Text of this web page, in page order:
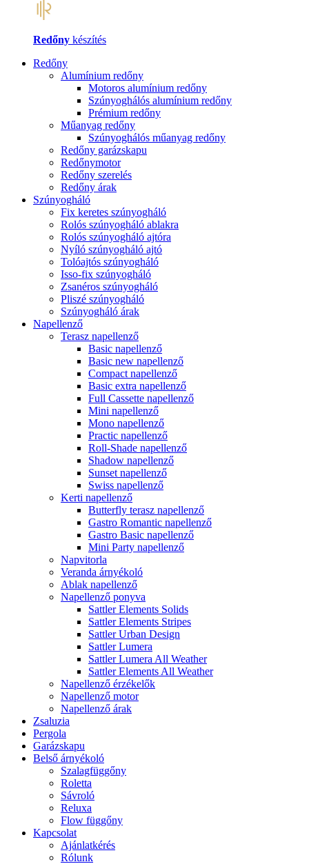
Redőny készítés
Redőny
Alumínium redőny
Motoros alumínium redőny
Szúnyoghálós alumínium redőny
Prémium redőny
Műanyag redőny
Szúnyoghálós műanyag redőny
Redőny garázskapu
Redőnymotor
Redőny szerelés
Redőny árak
Szúnyogháló
Fix keretes szúnyogháló
Rolós szúnyogháló ablakra
Rolós szúnyogháló ajtóra
Nyíló szúnyogháló ajtó
Tolóajtós szúnyogháló
Isso-fix szúnyogháló
Zsanéros szúnyogháló
Pliszé szúnyogháló
Szúnyogháló árak
Napellenző
Terasz napellenző
Basic napellenző
Basic new napellenző
Compact napellenző
Basic extra napellenző
Full Cassette napellenző
Mini napellenző
Mono napellenző
Practic napellenző
Roll-Shade napellenző
Shadow napellenző
Sunset napellenző
Swiss napellenző
Kerti napellenző
Butterfly terasz napellenző
Gastro Romantic napellenző
Gastro Basic napellenző
Mini Party napellenző
Napvitorla
Veranda árnyékoló
Ablak napellenző
Napellenző ponyva
Sattler Elements Solids
Sattler Elements Stripes
Sattler Urban Design
Sattler Lumera
Sattler Lumera All Weather
Sattler Elements All Weather
Napellenző érzékelők
Napellenző motor
Napellenző árak
Zsaluzia
Pergola
Garázskapu
Belső árnyékoló
Szalagfüggőny
Roletta
Sávroló
Reluxa
Flow függőny
Kapcsolat
Ajánlatkérés
Rólunk